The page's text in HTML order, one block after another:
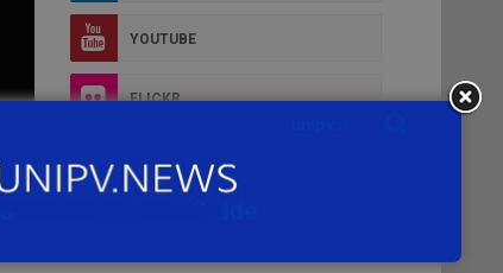
YOUTUBE
FLICKR